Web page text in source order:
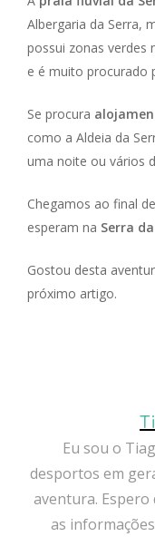
Albergaria da Serra,
possui zonas verdes
e é muito procurado
Se procura
como a Aldeia da
uma noite ou vários
Chegamos ao final
esperam na Serra
Gostou desta
próximo artigo.
Eu sou o
desportos em
aventura.
as